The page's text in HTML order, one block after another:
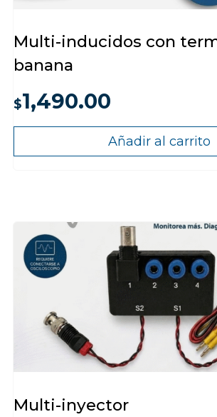
Multi-inducidos con
banana
$1,490.00
Añadir al carrito
Multi-inyector